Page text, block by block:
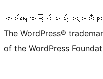
ကုဒ်ရေးသားခြင်းသည် ကဗျာသီ
The WordPress®
of the WordPress